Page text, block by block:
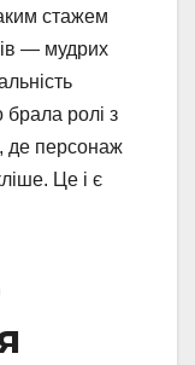
стажем
— мудрих
ролі з
де персонаж
Це і є